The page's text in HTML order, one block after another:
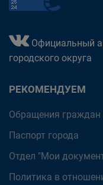
Официальный
городского округа
РЕКОМЕНДУЕМ
Обращения граждан
Паспорт города
Отдел "Мои
Политика в